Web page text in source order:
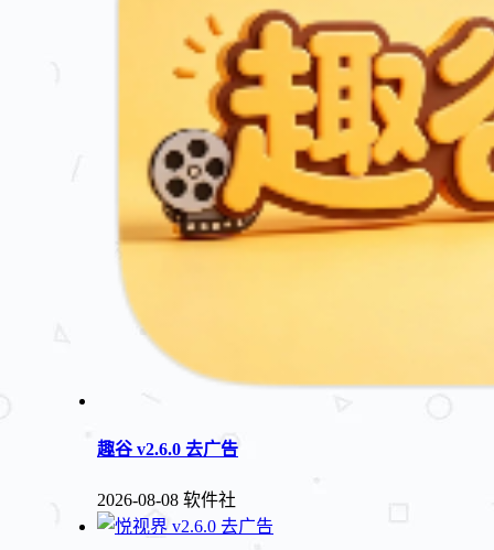
趣谷 v2.6.0 去广告
2026-08-08 软件社